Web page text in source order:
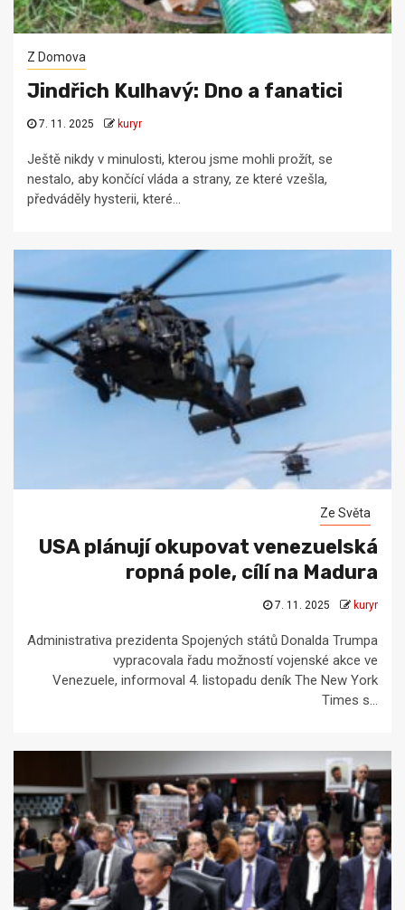
Z Domova
Jindřich Kulhavý: Dno a fanatici
7. 11. 2025 kuryr
Ještě nikdy v minulosti, kterou jsme mohli prožít, se
nestalo, aby končící vláda a strany, ze které vzešla,
předváděly hysterii, které...
Ze Světa
USA plánují okupovat venezuelská
ropná pole, cílí na Madura
7. 11. 2025 kuryr
Administrativa prezidenta Spojených států Donalda Trumpa
vypracovala řadu možností vojenské akce ve
Venezuele, informoval 4. listopadu deník The New York
Times s...